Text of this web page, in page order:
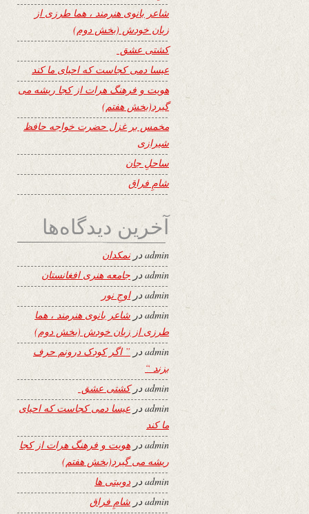
شاعر بانوی هنرمند ، هما طرزی از
زبان خودش (بخش دوم)
کشتی عشق
عیسا دمی کجاست که احیای ما کند
هویت و فرهنگ هرات از کجا ریشه می
گیرد(بخش هفتم)
مخمس بر غزل حضرت خواجه حافظ
شیرازی
ساحلِ جان
شامِ فراق
آخرین دیدگاه‌ها
adminدرنمکدان
adminدر جامعه هنری افغانستان
adminدراوجِ نور
adminدر شاعر بانوی هنرمند ، هما
طرزی از زبان خودش (بخش دوم)
adminدر ” اگر کودک درونم حرف
بزند “
adminدرکشتی عشق
adminدر عیسا دمی کجاست که احیای
ما کند
adminدر هویت و فرهنگ هرات از کجا
ریشه می گیرد(بخش هفتم)
adminدردوبیتی ها
admin در شامِ فراق